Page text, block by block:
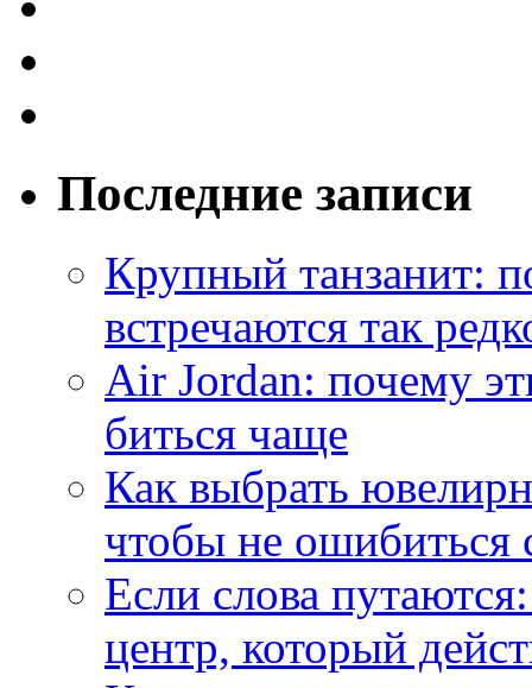
Последние записи
Крупный танзанит:
встречаются так
Air Jordan: почему
биться чаще
Как выбрать
чтобы не ошибиться
Если слова
центр, который